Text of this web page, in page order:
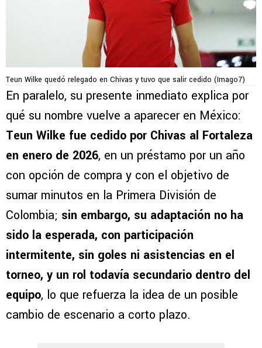
Teun Wilke quedó relegado en Chivas y tuvo que salir cedido (Imago7)
En paralelo, su presente inmediato explica por
qué su nombre vuelve a aparecer en México:
Teun Wilke fue cedido por Chivas al Fortaleza
en enero de 2026, en un préstamo por un año
con opción de compra y con el objetivo de
sumar minutos en la Primera División de
Colombia; sin embargo, su adaptación no ha
sido la esperada, con participación
intermitente, sin goles ni asistencias en el
torneo, y un rol todavía secundario dentro del
equipo, lo que refuerza la idea de un posible
cambio de escenario a corto plazo.